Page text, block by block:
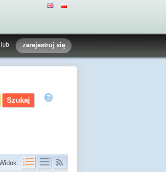
lub zarejestruj się